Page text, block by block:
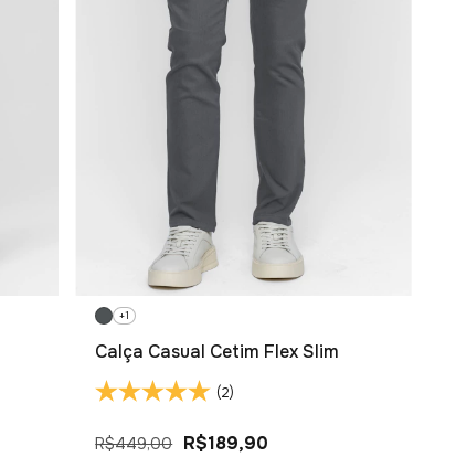
+1
Calça Casual Cetim Flex Slim
(2)
R$449,00 R$189,90